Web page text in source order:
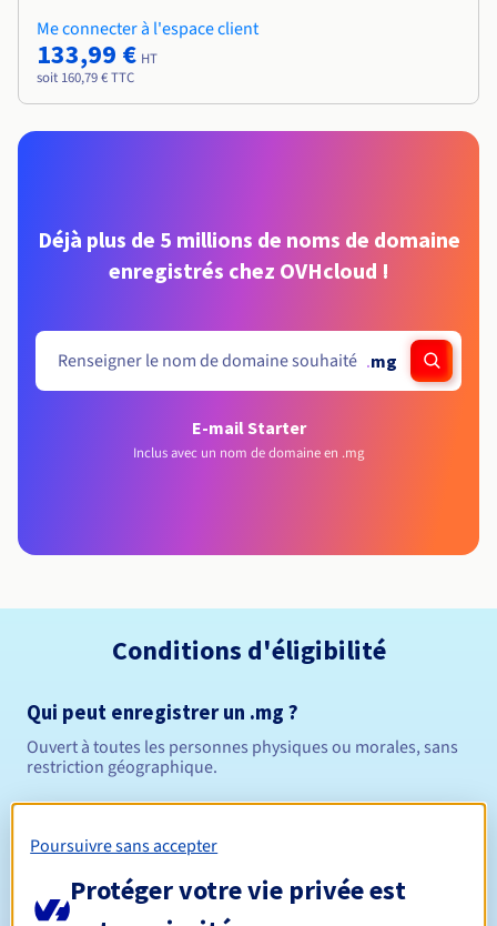
Me connecter à l'espace client
133,99 € HT
soit 160,79 € TTC
Déjà plus de 5 millions de noms de domaine
enregistrés chez OVHcloud !
.mg
E-mail Starter
Inclus avec un nom de domaine en .mg
Conditions d'éligibilité
Qui peut enregistrer un .mg ?
Ouvert à toutes les personnes physiques ou morales, sans
restriction géographique.
Durée de réservation
Poursuivre sans accepter
Protéger votre vie privée est